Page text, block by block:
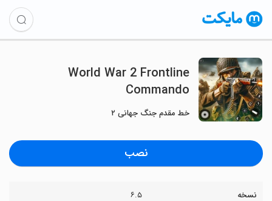
World War 2 Frontline
Commando
خط مقدم جنگ جهانی ۲
نصب
نسخه ۶.۵